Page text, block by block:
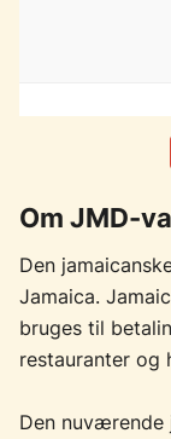
Om JMD-
Den
Jamaica.
bruges til
restauranter og
Den nuværende